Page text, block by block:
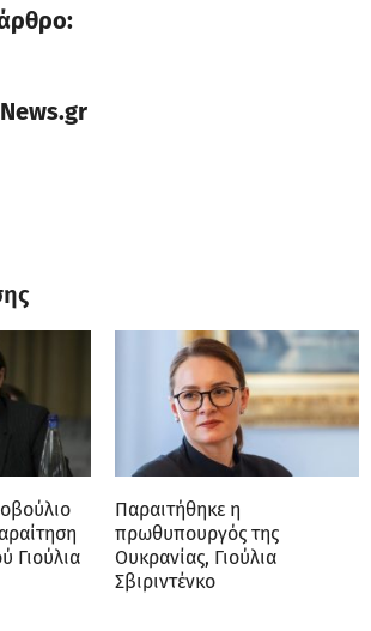
Γιούλια
Παραιτήθηκε η
πρωθυπουργός της
Ουκρανίας, Γιούλια
Σβιριντένκο